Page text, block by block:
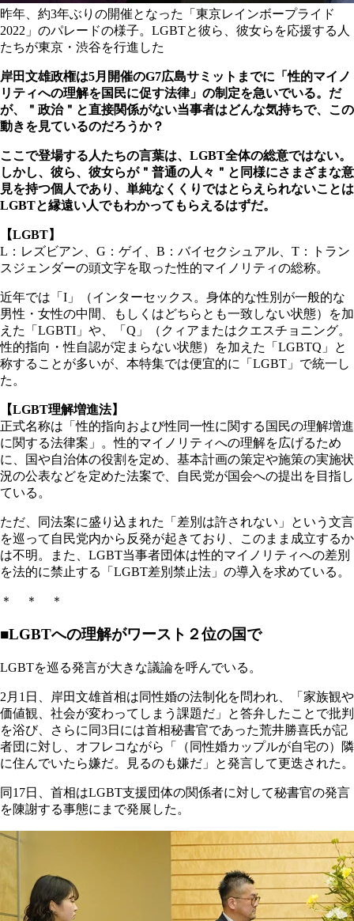
昨年、約3年ぶりの開催となった「東京レインボープライド
2022」のパレードの様子。LGBTと彼ら、彼女らを応援する人
たちが東京・渋谷を行進した
岸田文雄政権は5月開催のG7広島サミットまでに「性的マイノ
リティへの理解を国民に促す法律」の制定を急いでいる。だ
が、＂政治＂と直接関係がない当事者はどんな気持ちで、この
動きを見ているのだろうか？
ここで登場する人たちの言葉は、LGBT全体の総意ではない。
しかし、彼ら、彼女らが＂普通の人々＂と同様にさまざまな意
見を持つ個人であり、単純なくくりではとらえられないことは
LGBTと縁遠い人でもわかってもらえるはずだ。
【LGBT】
L：レズビアン、G：ゲイ、B：バイセクシュアル、T：トラン
スジェンダーの頭文字を取った性的マイノリティの総称。
近年では「I」（インターセックス。身体的な性別が一般的な
男性・女性の中間、もしくはどちらとも一致しない状態）を加
えた「LGBTI」や、「Q」（クィアまたはクエスチョニング。
性的指向・性自認が定まらない状態）を加えた「LGBTQ」と
称することが多いが、本特集では便宜的に「LGBT」で統一し
た。
【LGBT理解増進法】
正式名称は「性的指向および性同一性に関する国民の理解増進
に関する法律案」。性的マイノリティへの理解を広げるため
に、国や自治体の役割を定め、基本計画の策定や施策の実施状
況の公表などを定めた法案で、自民党が国会への提出を目指し
ている。
ただ、同法案に盛り込まれた「差別は許されない」という文言
を巡って自民党内から反発が起きており、このまま成立するか
は不明。また、LGBT当事者団体は性的マイノリティへの差別
を法的に禁止する「LGBT差別禁止法」の導入を求めている。
＊ ＊ ＊
■LGBTへの理解がワースト２位の国で
LGBTを巡る発言が大きな議論を呼んでいる。
2月1日、岸田文雄首相は同性婚の法制化を問われ、「家族観や
価値観、社会が変わってしまう課題だ」と答弁したことで批判
を浴び、さらに同3日には首相秘書官であった荒井勝喜氏が記
者団に対し、オフレコながら「（同性婚カップルが自宅の）隣
に住んでいたら嫌だ。見るのも嫌だ」と発言して更迭された。
同17日、首相はLGBT支援団体の関係者に対して秘書官の発言
を陳謝する事態にまで発展した。